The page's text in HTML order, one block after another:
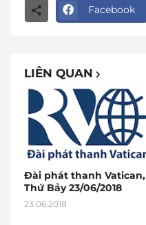
Facebook
LIÊN QUAN
Đài phát thanh Vatican,
Thứ Bảy 23/06/2018
23.06.2018